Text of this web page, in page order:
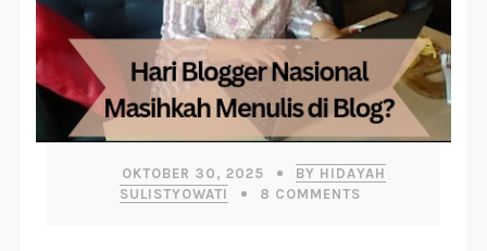
OKTOBER 30, 2025
BY HIDAYAH
SULISTYOWATI
8 COMMENTS